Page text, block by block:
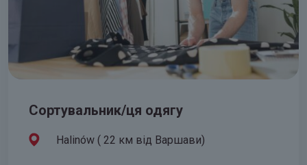
Сортувальник/ця одягу
Halinów ( 22 км від Варшави)